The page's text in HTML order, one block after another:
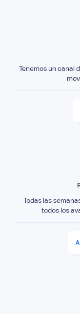
Tenemos un canal
Todas las
todos los